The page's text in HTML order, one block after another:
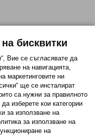
бисквитки
Вие се съгласявате да
на навигацията,
маркетинговите ни
ще се инсталират
са нужни за правилното
изберете кои категории
за използване на
за използване на
на